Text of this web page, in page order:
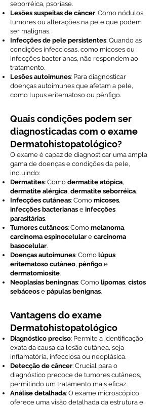
seborréica, psoríase.
Lesões suspeitas de câncer: Como nódulos,
tumores ou alterações na pele que podem
ser malignas.
Infecções de pele persistentes: Quando as
condições infecciosas, como micoses ou
infecções bacterianas, não respondem ao
tratamento.
Lesões autoimunes: Para diagnosticar
doenças autoimunes que afetam a pele,
como lupus eritematoso ou pênfigo.
Quais condições podem ser
diagnosticadas com o exame
Dermatohistopatológico?
O exame é capaz de diagnosticar uma ampla
gama de doenças e condições da pele,
incluindo:
Dermatites: Como dermatite atópica,
dermatite alérgica, dermatite seborréica.
Infecções cutâneas: Como micoses,
infecções bacterianas e infecções
parasitárias.
Tumores cutâneos: Como melanoma,
carcinoma espinocelular e carcinoma
basocelular.
Doenças autoimunes: Como lúpus
eritematoso cutâneo, pênfigo e
dermatomiosite.
Neoplasias beningnas: Como lipomas, cistos
sebáceos e pápulas benignas.
Vantagens do exame
Dermatohistopatológico
Diagnóstico preciso: Permite a identificação
exata da causa da lesão cutânea, seja
inflamatória, infecciosa ou neoplásica.
Detecção de câncer: Crucial para o
diagnóstico precoce de tumores cutâneos,
permitindo um tratamento mais eficaz.
Análise detalhada: O exame microscópico
oferece uma visão detalhada da estrutura e